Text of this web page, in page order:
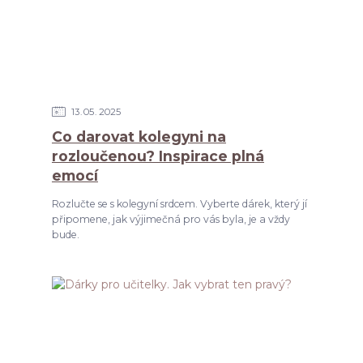
13 05 2025
Co darovat kolegyni na
rozloučenou? Inspirace plná
emocí
Rozlučte se s kolegyní srdcem. Vyberte dárek, který jí
připomene, jak výjimečná pro vás byla, je a vždy
bude.